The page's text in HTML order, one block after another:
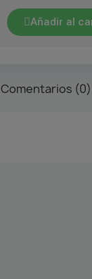
Añadir al
Comentarios (0)